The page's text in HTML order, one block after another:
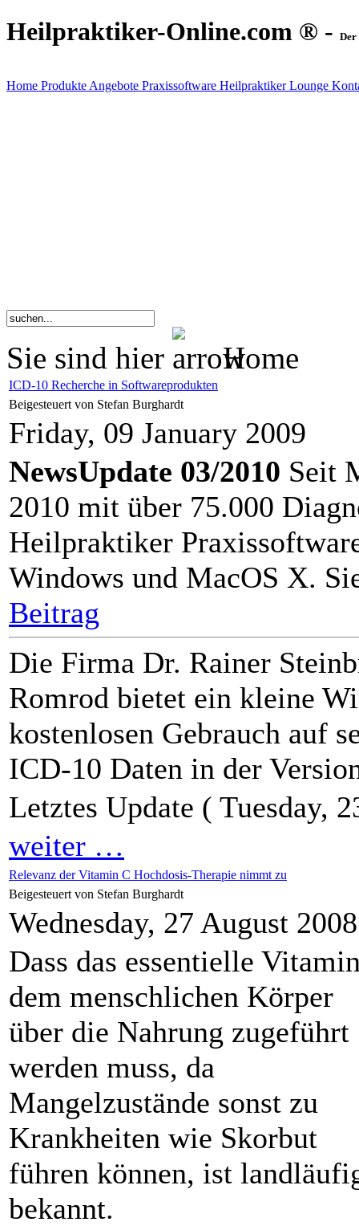
Heilpraktiker-Online.com ® - Der
Home Produkte Angebote Praxissoftware Heilpraktiker Lounge
Sie sind hier Home
ICD-10 Recherche in Softwareprodukten
Beigesteuert von Stefan Burghardt
Friday, 09 January 2009
NewsUpdate 03/2010 Seit
2010 mit über 75.000
Heilpraktiker
Windows und MacOS X.
Beitrag
Die Firma Dr. Rainer
Romrod bietet ein kleine
kostenlosen Gebrauch auf
ICD-10 Daten in der
Letztes Update ( Tuesday,
weiter …
Relevanz der Vitamin C Hochdosis-Therapie nimmt zu
Beigesteuert von Stefan Burghardt
Wednesday, 27 August 2008
Dass das essentielle
dem menschlichen Körper
über die Nahrung zugeführt
werden muss, da
Mangelzustände sonst zu
Krankheiten wie Skorbut
führen können, ist
bekannt.